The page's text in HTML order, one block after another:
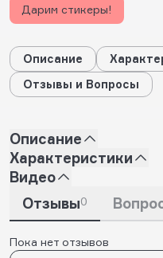
Дарим стикеры!
Описание
Отзывы и Вопросы
Описание
Характеристики
Видео
Отзывы0
Пока нет отзывов